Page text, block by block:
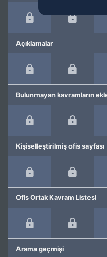
Açıklamalar
Bulunmayan kavramların
Kişiselleştirilmiş ofis sayfası
Ofis Ortak Kavram Listesi
Arama geçmişi